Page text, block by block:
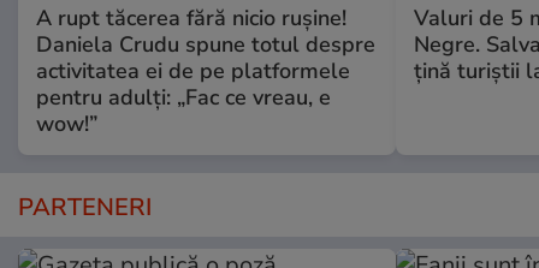
A rupt tăcerea fără nicio rușine!
Daniela Crudu spune totul despre
activitatea ei de pe platformele
pentru adulți: „Fac ce vreau, e
wow!”
Valuri de 5
Negre.
ţină turiştii
PARTENERI